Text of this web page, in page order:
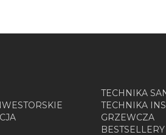
TECHNIKA
TECHNIKA
GRZEWCZA
BESTSELLERY